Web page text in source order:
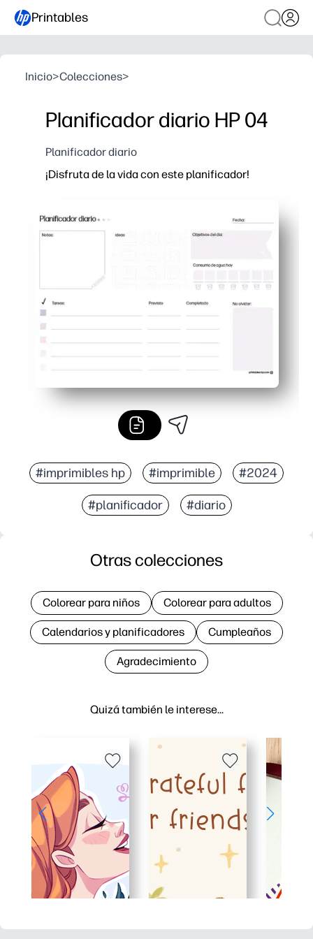
Printables
Inicio>Colecciones>
Planificador diario HP 04
Planificador diario
¡Disfruta de la vida con este planificador!
#imprimibles hp #imprimible #2024
#planificador #diario
Quizá también le interese…
Otras colecciones
Colorear para niños Colorear para adultos
Calendarios y planificadores Cumpleaños
Agradecimiento